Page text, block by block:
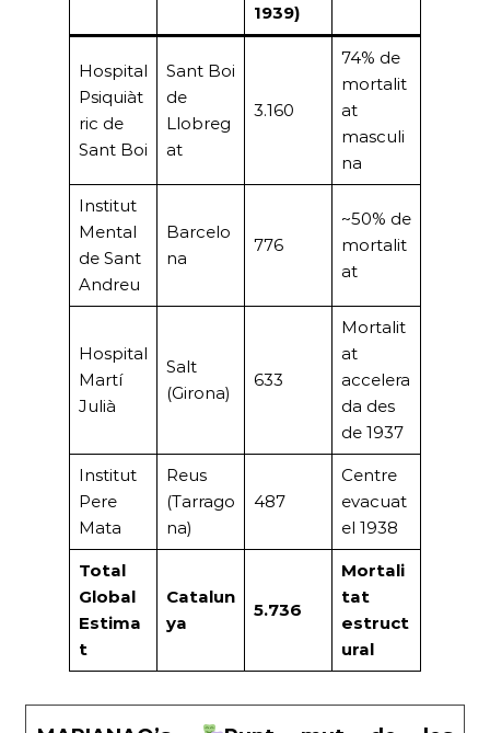
1939)
Hospital
Psiquiàt
ric de
Sant Boi
Sant Boi
de
Llobreg
at
3.160
74% de
mortalit
at
masculi
na
Institut
Mental
de Sant
Andreu
Barcelo
na
776
~50% de
mortalit
at
Hospital
Martí
Julià
Salt
(Girona)
633
Mortalit
at
accelera
da des
de 1937
Institut
Pere
Mata
Reus
(Tarrago
na)
487
Centre
evacuat
el 1938
Total
Global
Estima
t
Catalun
ya
5.736
Mortali
tat
estruct
ural